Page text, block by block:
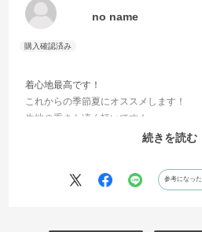
no name
着心地最高です！
これからの季節夏にオススメします！
生地の重さも凄く軽いです！
続きを読む
参考になった